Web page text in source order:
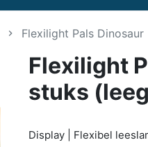
Flexilight Pals Dinosaur
Flexilight
stuks
Display | Flexibel